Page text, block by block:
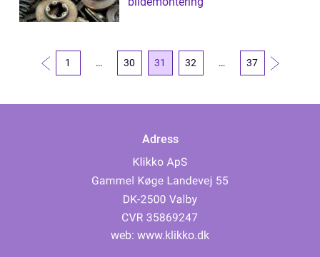
1 … 30 31 32 … 37
Adress
web: www.klikko.dk